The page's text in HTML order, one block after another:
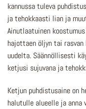
kannussa tuleva
ja tehokkaasti lian ja
Ainutlaatuinen
hajottaen öljyn tai
uudelta. Säännöllisesti
ketjusi sujuvana ja
Ketjun puhdistusaine on
halutulle alueelle ja